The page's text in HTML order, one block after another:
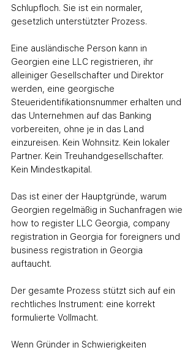
Schlupfloch. Sie ist ein normaler,
gesetzlich unterstützter Prozess.
Eine ausländische Person kann in
Georgien eine LLC registrieren, ihr
alleiniger Gesellschafter und Direktor
werden, eine georgische
Steueridentifikationsnummer erhalten und
das Unternehmen auf das Banking
vorbereiten, ohne je in das Land
einzureisen. Kein Wohnsitz. Kein lokaler
Partner. Kein Treuhandgesellschafter.
Kein Mindestkapital.
Das ist einer der Hauptgründe, warum
Georgien regelmäßig in Suchanfragen wie
how to register LLC Georgia, company
registration in Georgia for foreigners und
business registration in Georgia
auftaucht.
Der gesamte Prozess stützt sich auf ein
rechtliches Instrument: eine korrekt
formulierte Vollmacht.
Wenn Gründer in Schwierigkeiten